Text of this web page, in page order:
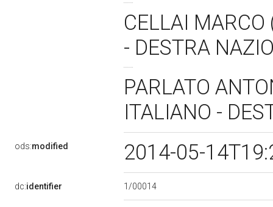
CELLAI
- DESTRA
PARLATO
ITALIANO -
ods:modified 2014-05-
dc:identifier 1/00014